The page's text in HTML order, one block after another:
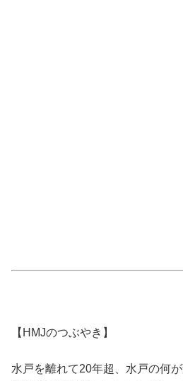
【HMJのつぶやき】
水戸を離れて20年超、水戸の何